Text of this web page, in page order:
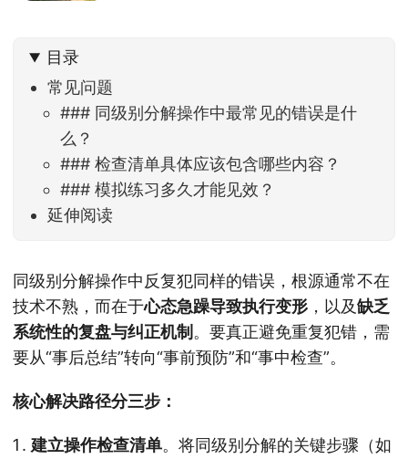
家感受到了春天般的暖风。指数涨了百点，交易额
回暖到2
目录
常见问题
### 同级别分解操作中最常见的错误是什
么？
### 检查清单具体应该包含哪些内容？
### 模拟练习多久才能见效？
延伸阅读
同级别分解操作中反复犯同样的错误，根源通常不在
技术不熟，而在于心态急躁导致执行变形 ，以及缺乏
系统性的复盘与纠正机制 。要真正避免重复犯错，需
要从“事后总结”转向“事前预防”和“事中检查”。
核心解决路径分三步：
建立操作检查清单。将同级别分解的关键步骤（如